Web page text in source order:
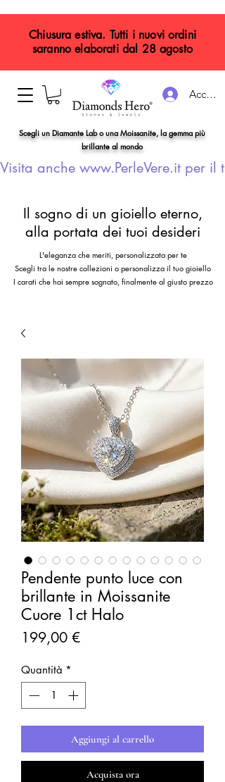
Accedi
Scegli un Diamante Lab o una Moissanite, la gemma più
brillante al mondo
Visita anche www.PerleVere.it per il
Chiusura estiva. Tutti i nuovi ordini
saranno elaborati dal 28 agosto
Il sogno di un gioiello eterno,
alla portata dei tuoi desideri
L'eleganza che meriti, personalizzata per te
Scegli tra le nostre collezioni o personalizza il tuo gioiello
I carati che hai sempre sognato, finalmente al giusto prezzo
Pendente punto luce con
brillante in Moissanite
Cuore 1ct Halo
199,00 €Prezzo
Quantità *
Aggiungi al carrello
Acquista ora